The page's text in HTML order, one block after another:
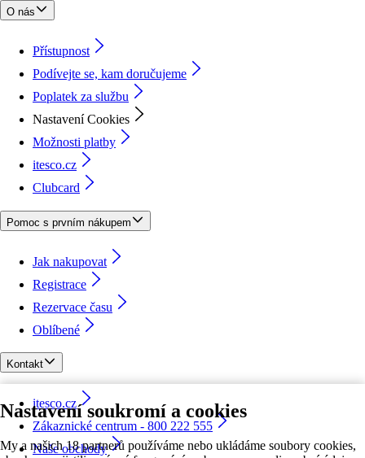
Nastavení soukromí a cookies
My a našich 18 partnerů používáme nebo ukládáme soubory cookies,
O nás
Přístupnost
Podívejte se, kam doručujeme
Poplatek za službu
Nastavení Cookies
Možnosti platby
itesco.cz
Clubcard
Pomoc s prvním nákupem
Jak nakupovat
Registrace
Rezervace času
Oblíbené
Kontakt
itesco.cz
Zákaznické centrum - 800 222 555
Naše obchody